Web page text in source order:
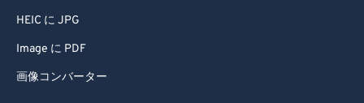
HEIC に JPG
Image に PDF
画像コンバーター